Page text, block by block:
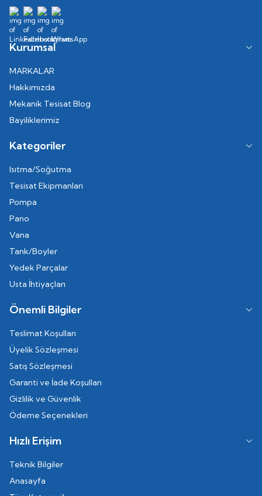
Kurumsal
MARKALAR
Hakkımızda
Mekanik Tesisat Blog
Bayiliklerimiz
Kategoriler
Isıtma/Soğutma
Tesisat Ekipmanları
Pompa
Pano
Vana
Tank/Boyler
Yedek Parçalar
Usta İhtiyaçları
Önemli Bilgiler
Teslimat Koşulları
Üyelik Sözleşmesi
Satış Sözleşmesi
Garanti ve İade Koşulları
Gizlilik ve Güvenlik
Ödeme Seçenekleri
Hızlı Erişim
Teknik Bilgiler
Anasayfa